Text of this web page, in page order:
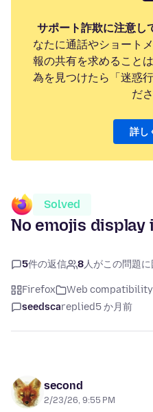
サポート詐欺に注意し
なたに通話やショート
報の共有を求めること
為を見つけたら「迷惑
だ
詳し
Solved
No emojis display
5件の返信 8人がこの問題
Firefox Web compatibility
seedscareplied5 か月前
second
2/23/26, 9:55 PM